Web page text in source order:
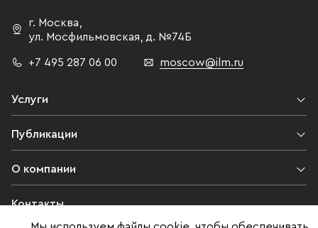
г. Москва,
ул. Мосфильмовская, д. №74Б
+7 495 287 06 00 moscow@ilm.ru
Услуги
Публикации
О компании
Контакты